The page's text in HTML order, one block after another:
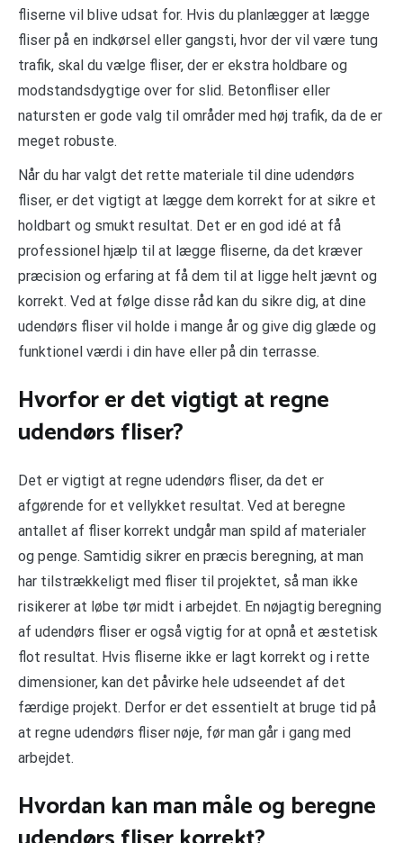
fliserne vil blive udsat for. Hvis du planlægger at lægge
fliser på en indkørsel eller gangsti, hvor der vil være tung
trafik, skal du vælge fliser, der er ekstra holdbare og
modstandsdygtige over for slid. Betonfliser eller
natursten er gode valg til områder med høj trafik, da de er
meget robuste.
Når du har valgt det rette materiale til dine udendørs
fliser, er det vigtigt at lægge dem korrekt for at sikre et
holdbart og smukt resultat. Det er en god idé at få
professionel hjælp til at lægge fliserne, da det kræver
præcision og erfaring at få dem til at ligge helt jævnt og
korrekt. Ved at følge disse råd kan du sikre dig, at dine
udendørs fliser vil holde i mange år og give dig glæde og
funktionel værdi i din have eller på din terrasse.
Hvorfor er det vigtigt at regne
udendørs fliser?
Det er vigtigt at regne udendørs fliser, da det er
afgørende for et vellykket resultat. Ved at beregne
antallet af fliser korrekt undgår man spild af materialer
og penge. Samtidig sikrer en præcis beregning, at man
har tilstrækkeligt med fliser til projektet, så man ikke
risikerer at løbe tør midt i arbejdet. En nøjagtig beregning
af udendørs fliser er også vigtig for at opnå et æstetisk
flot resultat. Hvis fliserne ikke er lagt korrekt og i rette
dimensioner, kan det påvirke hele udseendet af det
færdige projekt. Derfor er det essentielt at bruge tid på
at regne udendørs fliser nøje, før man går i gang med
arbejdet.
Hvordan kan man måle og beregne